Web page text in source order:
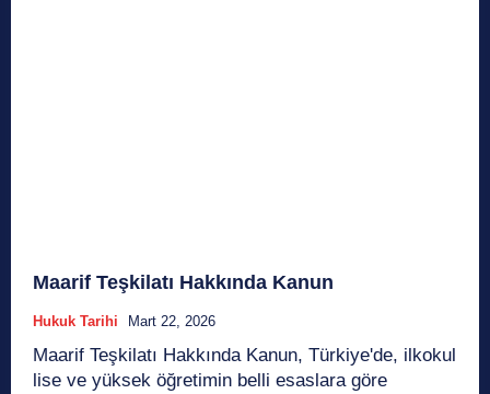
Maarif Teşkilatı Hakkında Kanun
Hukuk Tarihi Mart 22, 2026
Maarif Teşkilatı Hakkında Kanun, Türkiye'de, ilkokul
lise ve yüksek öğretimin belli esaslara göre